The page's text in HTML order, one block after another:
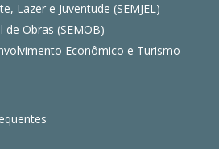
Lazer e Juventude (SEMJEL)
de Obras (SEMOB)
Econômico e Turismo